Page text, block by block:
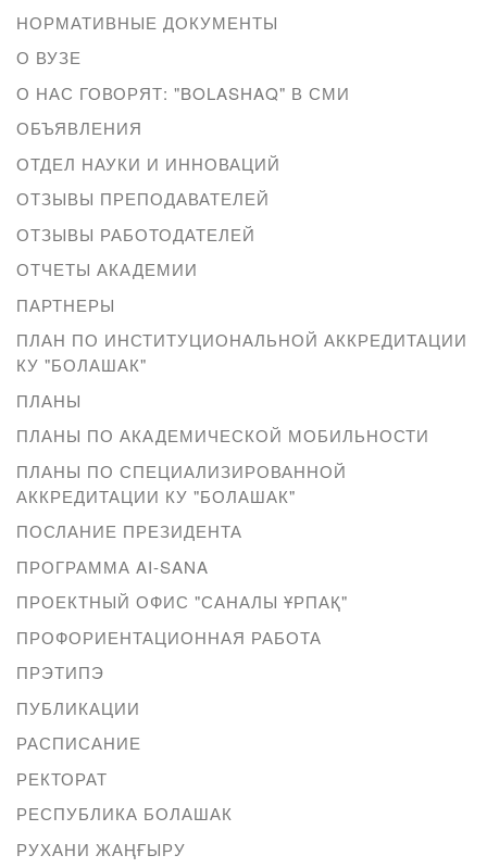
НОРМАТИВНЫЕ ДОКУМЕНТЫ
О ВУЗЕ
О НАС ГОВОРЯТ: "BOLASHAQ" В СМИ
ОБЪЯВЛЕНИЯ
ОТДЕЛ НАУКИ И ИННОВАЦИЙ
ОТЗЫВЫ ПРЕПОДАВАТЕЛЕЙ
ОТЗЫВЫ РАБОТОДАТЕЛЕЙ
ОТЧЕТЫ АКАДЕМИИ
ПАРТНЕРЫ
ПЛАН ПО ИНСТИТУЦИОНАЛЬНОЙ АККРЕДИТАЦИИ
КУ "БОЛАШАК"
ПЛАНЫ
ПЛАНЫ ПО АКАДЕМИЧЕСКОЙ МОБИЛЬНОСТИ
ПЛАНЫ ПО СПЕЦИАЛИЗИРОВАННОЙ
АККРЕДИТАЦИИ КУ "БОЛАШАК"
ПОСЛАНИЕ ПРЕЗИДЕНТА
ПРОГРАММА AI-SANA
ПРОЕКТНЫЙ ОФИС "САНАЛЫ ҰРПАҚ"
ПРОФОРИЕНТАЦИОННАЯ РАБОТА
ПРЭТИПЭ
ПУБЛИКАЦИИ
РАСПИСАНИЕ
РЕКТОРАТ
РЕСПУБЛИКА БОЛАШАК
РУХАНИ ЖАҢҒЫРУ